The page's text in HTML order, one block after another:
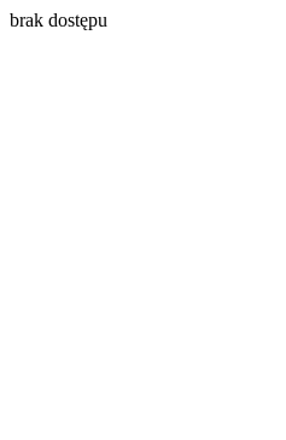
brak dostępu